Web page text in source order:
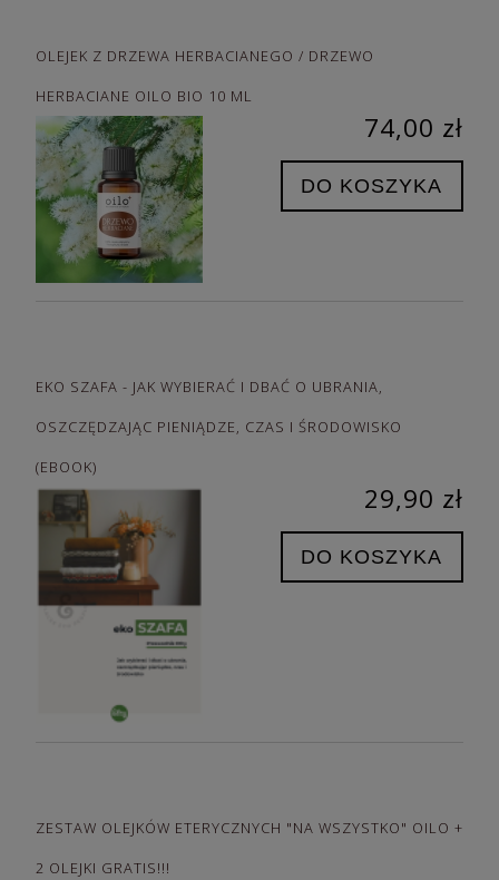
OLEJEK Z DRZEWA HERBACIANEGO / DRZEWO
HERBACIANE OILO BIO 10 ML
74,00 zł
DO KOSZYKA
EKO SZAFA - JAK WYBIERAĆ I DBAĆ O UBRANIA,
OSZCZĘDZAJĄC PIENIĄDZE, CZAS I ŚRODOWISKO
(EBOOK)
29,90 zł
DO KOSZYKA
ZESTAW OLEJKÓW ETERYCZNYCH "NA WSZYSTKO" OILO +
2 OLEJKI GRATIS!!!